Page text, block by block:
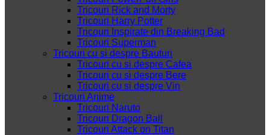
Tricouri Rick and Morty
Tricouri Harry Potter
Tricouri Inspirate din Breaking Bad
Tricouri Superman
Tricouri cu si despre Bauturi
Tricouri cu si despre Cafea
Tricouri cu si despre Bere
Tricouri cu si despre Vin
Tricouri Anime
Tricouri Naruto
Tricouri Dragon Ball
Tricouri Attack on Titan